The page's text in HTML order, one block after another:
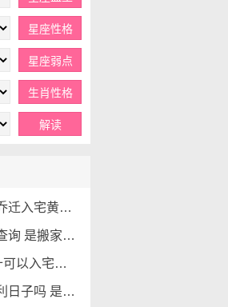
2026年9月1日七月二十乔迁入宅黄道吉日查询 是搬家吉日么
2026年9月1日搬家日子查询 是搬家好日子么
农历二零二六年七月二十可以入宅吗 2026年9月1日本日入宅吉利么
2026年9月1日是提车吉利日子吗 是提新车的吉日吗